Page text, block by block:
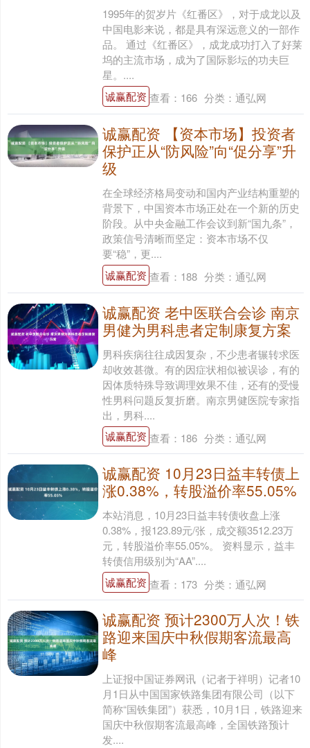
1995年的贺岁片《红番区》，对于成龙以及
中国电影来说，都是具有深远意义的一部作
品。 通过《红番区》，成龙成功打入了好莱
坞的主流市场，成为了国际影坛的功夫巨
星。....
诚赢配资 查看： 166 分类： 通弘网
诚赢配资 【资本市场】投资者
保护正从“防风险”向“促分享”升
级
在全球经济格局变动和国内产业结构重塑的
背景下，中国资本市场正处在一个新的历史
阶段。从中央金融工作会议到新“国九条”，
政策信号清晰而坚定：资本市场不仅
要“稳”，更....
诚赢配资 查看： 188 分类： 通弘网
诚赢配资 老中医联合会诊 南京
男健为男科患者定制康复方案
男科疾病往往成因复杂，不少患者辗转求医
却收效甚微。有的因症状相似被误诊，有的
因体质特殊导致调理效果不佳，还有的受慢
性男科问题反复折磨。南京男健医院专家指
出，男科....
诚赢配资 查看： 186 分类： 通弘网
诚赢配资 10月23日益丰转债上
涨0.38%，转股溢价率55.05%
本站消息，10月23日益丰转债收盘上涨
0.38%，报123.89元/张，成交额3512.23万
元，转股溢价率55.05%。 资料显示，益丰
转债信用级别为“AA”....
诚赢配资 查看： 173 分类： 通弘网
诚赢配资 预计2300万人次！铁
路迎来国庆中秋假期客流最高
峰
上证报中国证券网讯（记者于祥明）记者10
月1日从中国国家铁路集团有限公司（以下
简称“国铁集团”）获悉，10月1日，铁路迎来
国庆中秋假期客流最高峰，全国铁路预计
发....